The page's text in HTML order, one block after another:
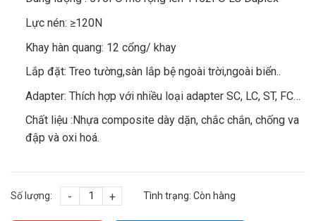
Lực nén: ≥120N
Khay hàn quang: 12 cổng/ khay
Lắp đặt: Treo tường,sàn lắp bệ ngoài trời,ngoài biển..
Adapter: Thích hợp với nhiều loại adapter SC, LC, ST, FC…
Chất liệu :Nhựa composite dày dặn, chắc chắn, chống va
đập và oxi hoá.
Số lượng: - + Tình trạng:Còn hàng